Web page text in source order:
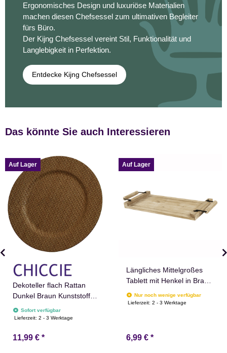
Ergonomisches Design und luxuriöse Materialien
machen diesen Chefsessel zum ultimativen Begleiter
fürs Büro.
Der Kijng Chefsessel vereint Stil, Funktionalität und
Langlebigkeit in Perfektion.
Entdecke Kijng Chefsessel
Das könnte Sie auch Interessieren
Auf Lager
Dekoteller flach Rattan
Dunkel Braun Kunststoff
groß 33cm Boho Deko
Sofort verfügbar
Lieferzeit:2 - 3 Werktage
11,99 € *
Auf Lager
Längliches Mittelgroßes
Tablett mit Henkel in Braun
aus Holz
Nur noch wenige verfügbar
Lieferzeit:2 - 3 Werktage
6,99 € *